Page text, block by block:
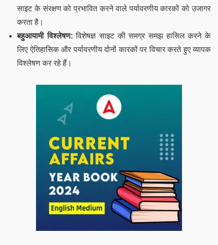
साइट के संरक्षण को प्रभावित करने वाले पर्यावरणीय कारकों को उजागर
करता है।
बहुआयामी विश्लेषण: विशेषज्ञ साइट की समग्र समझ हासिल करने के
लिए ऐतिहासिक और पर्यावरणीय दोनों कारकों पर विचार करते हुए व्यापक
विश्लेषण कर रहे हैं।